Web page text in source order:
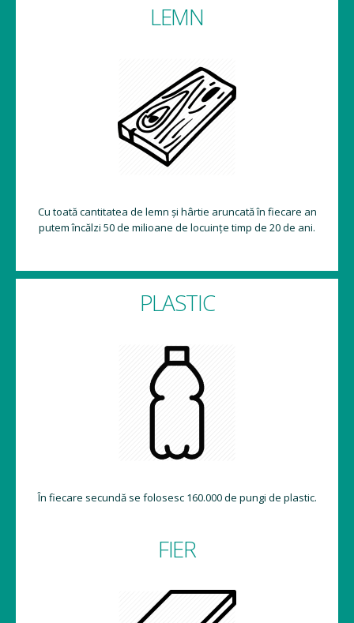
LEMN
Cu toată cantitatea de lemn și hârtie aruncată în fiecare an
putem încălzi 50 de milioane de locuințe timp de 20 de ani.
PLASTIC
În fiecare secundă se folosesc 160.000 de pungi de plastic.
FIER